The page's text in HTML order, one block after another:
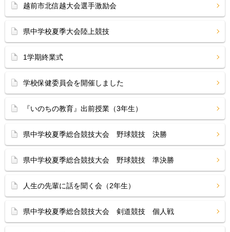
越前市北信越大会選手激励会
県中学校夏季大会陸上競技
1学期終業式
学校保健委員会を開催しました
『いのちの教育』出前授業（3年生）
県中学校夏季総合競技大会 野球競技 決勝
県中学校夏季総合競技大会 野球競技 準決勝
人生の先輩に話を聞く会（2年生）
県中学校夏季総合競技大会 剣道競技 個人戦